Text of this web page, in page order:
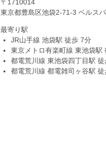
〒1710014
東京都豊島区池袋2-71-3 ベルス
最寄り駅
JR山手線 池袋駅 徒歩 7分
東京メトロ有楽町線 東池袋駅
都電荒川線 東池袋四丁目駅 徒
都電荒川線 都電雑司ヶ谷駅 徒